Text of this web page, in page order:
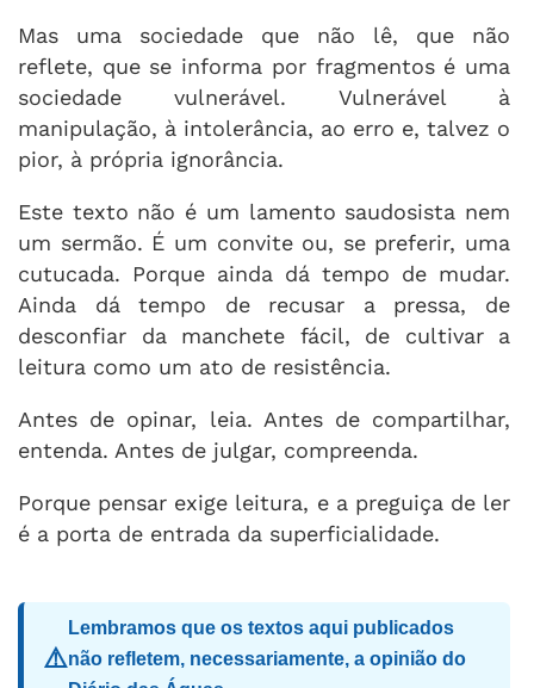
Mas uma sociedade que não lê, que não
reflete, que se informa por fragmentos é uma
sociedade vulnerável. Vulnerável à
manipulação, à intolerância, ao erro e, talvez o
pior, à própria ignorância.
Este texto não é um lamento saudosista nem
um sermão. É um convite ou, se preferir, uma
cutucada. Porque ainda dá tempo de mudar.
Ainda dá tempo de recusar a pressa, de
desconfiar da manchete fácil, de cultivar a
leitura como um ato de resistência.
Antes de opinar, leia. Antes de compartilhar,
entenda. Antes de julgar, compreenda.
Porque pensar exige leitura, e a preguiça de ler
é a porta de entrada da superficialidade.
⚠️
Lembramos que os textos aqui publicados
não refletem, necessariamente, a opinião do